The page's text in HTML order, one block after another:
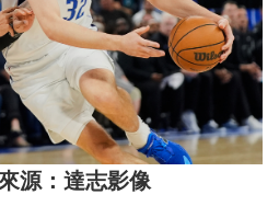
源：達志影像